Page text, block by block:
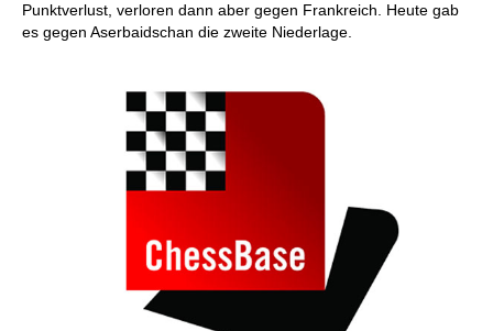
Punktverlust, verloren dann aber gegen Frankreich. Heute gab
es gegen Aserbaidschan die zweite Niederlage.